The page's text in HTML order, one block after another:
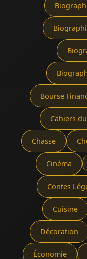
Bourse
Cahiers
Chasse
Cinéma
Contes
Cuisine
Décoration
Économie